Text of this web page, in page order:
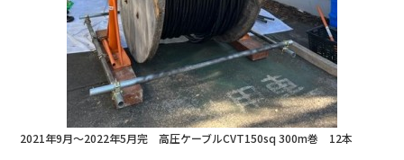
2021年9月〜2022年5月完 高圧ケーブルCVT150sq 300m巻 12本